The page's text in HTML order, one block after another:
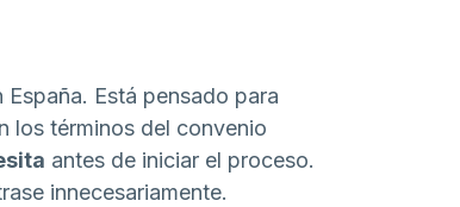
Está pensado para
los términos del convenio
antes de iniciar el proceso.
innecesariamente.